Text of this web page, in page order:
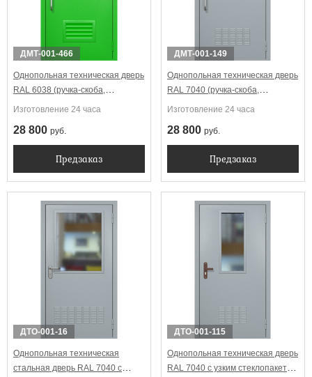
ДМТ-001-466
Однопольная техническая дверь
RAL 6038 (ручка-скоба,
вентиляция-жалюзи)
Изготовление 24 часа
28 800 руб.
Предзаказ
ДМТ-001-149
Однопольная техническая дверь
RAL 7040 (ручка-скоба,
вентиляция)
Изготовление 24 часа
28 800 руб.
Предзаказ
ДТО-001-16
Однопольная техническая
стальная дверь RAL 7040 с
ДТО-001-115
Однопольная техническая дверь
RAL 7040 с узким стеклопакетом